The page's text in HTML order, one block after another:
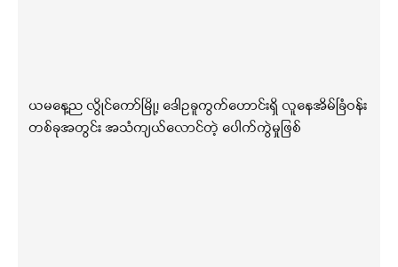
ယမနေ့ည လွိုင်ကော်မြို့၊ ဒေါဥခူကွက်ဟောင်းရှိ လူနေအိမ်ခြံဝန်း
တစ်ခုအတွင်း အသံကျယ်လောင်တဲ့ ပေါက်ကွဲမှုဖြစ်